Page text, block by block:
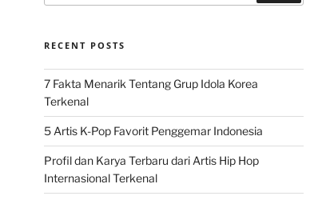
RECENT POSTS
7 Fakta Menarik Tentang Grup Idola Korea
Terkenal
5 Artis K-Pop Favorit Penggemar Indonesia
Profil dan Karya Terbaru dari Artis Hip Hop
Internasional Terkenal